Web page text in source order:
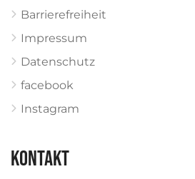
Barrierefreiheit
Impressum
Datenschutz
facebook
Instagram
KONTAKT